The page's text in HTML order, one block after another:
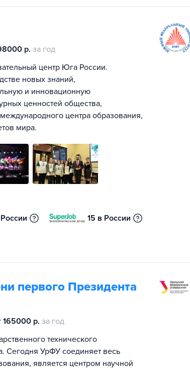
р. за год
центр Юга России.
новых знаний,
и инновационную
ценностей общества,
центра образования,
мира.
России 15 в России
первого Президента
165000 р. за год
технического
Сегодня УрФУ соединяет весь
является центром научной